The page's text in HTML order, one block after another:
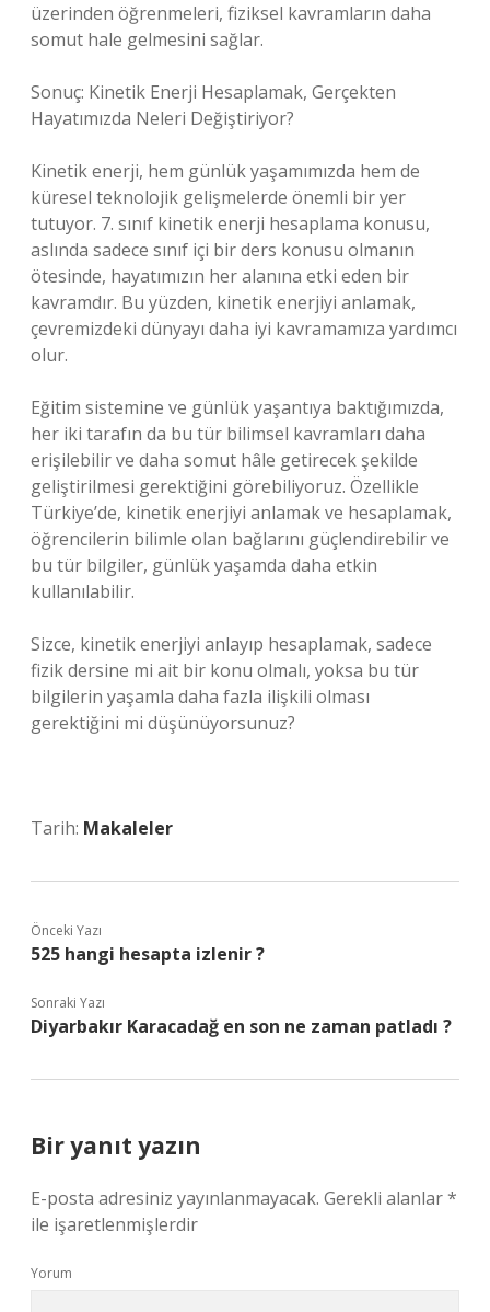
üzerinden öğrenmeleri, fiziksel kavramların daha
somut hale gelmesini sağlar.
Sonuç: Kinetik Enerji Hesaplamak, Gerçekten
Hayatımızda Neleri Değiştiriyor?
Kinetik enerji, hem günlük yaşamımızda hem de
küresel teknolojik gelişmelerde önemli bir yer
tutuyor. 7. sınıf kinetik enerji hesaplama konusu,
aslında sadece sınıf içi bir ders konusu olmanın
ötesinde, hayatımızın her alanına etki eden bir
kavramdır. Bu yüzden, kinetik enerjiyi anlamak,
çevremizdeki dünyayı daha iyi kavramamıza yardımcı
olur.
Eğitim sistemine ve günlük yaşantıya baktığımızda,
her iki tarafın da bu tür bilimsel kavramları daha
erişilebilir ve daha somut hâle getirecek şekilde
geliştirilmesi gerektiğini görebiliyoruz. Özellikle
Türkiye’de, kinetik enerjiyi anlamak ve hesaplamak,
öğrencilerin bilimle olan bağlarını güçlendirebilir ve
bu tür bilgiler, günlük yaşamda daha etkin
kullanılabilir.
Sizce, kinetik enerjiyi anlayıp hesaplamak, sadece
fizik dersine mi ait bir konu olmalı, yoksa bu tür
bilgilerin yaşamla daha fazla ilişkili olması
gerektiğini mi düşünüyorsunuz?
Tarih: Makaleler
Önceki Yazı
525 hangi hesapta izlenir ?
Sonraki Yazı
Diyarbakır Karacadağ en son ne zaman patladı ?
Bir yanıt yazın
E-posta adresiniz yayınlanmayacak. Gerekli alanlar*
ile işaretlenmişlerdir
Yorum